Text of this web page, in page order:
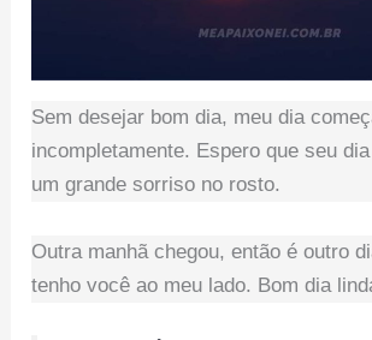
Sem desejar bom dia, meu dia
incompletamente. Espero que seu
um grande sorriso no rosto.
Outra manhã chegou, então é outro
tenho você ao meu lado. Bom dia